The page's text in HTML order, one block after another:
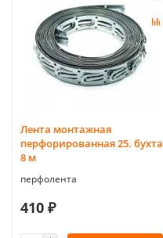
Лента монтажная
перфорированная 25. бухта
8 м
перфолента
410 ₽